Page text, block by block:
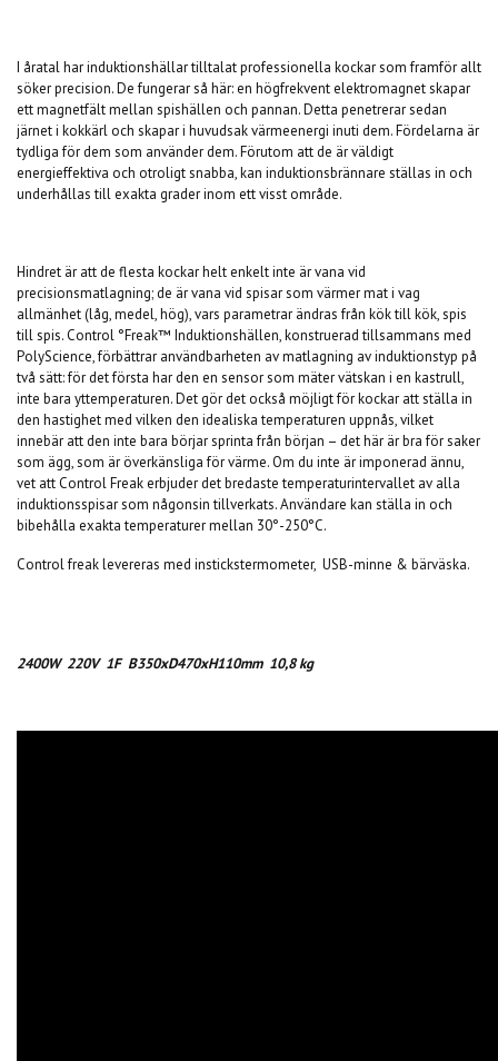
I åratal har induktionshällar tilltalat professionella kockar som framför allt
söker precision. De fungerar så här: en högfrekvent elektromagnet skapar
ett magnetfält mellan spishällen och pannan. Detta penetrerar sedan
järnet i kokkärl och skapar i huvudsak värmeenergi inuti dem. Fördelarna är
tydliga för dem som använder dem. Förutom att de är väldigt
energieffektiva och otroligt snabba, kan induktionsbrännare ställas in och
underhållas till exakta grader inom ett visst område.
Hindret är att de flesta kockar helt enkelt inte är vana vid
precisionsmatlagning; de är vana vid spisar som värmer mat i vag
allmänhet (låg, medel, hög), vars parametrar ändras från kök till kök, spis
till spis. Control °Freak™ Induktionshällen, konstruerad tillsammans med
PolyScience, förbättrar användbarheten av matlagning av induktionstyp på
två sätt: för det första har den en sensor som mäter vätskan i en kastrull,
inte bara yttemperaturen. Det gör det också möjligt för kockar att ställa in
den hastighet med vilken den idealiska temperaturen uppnås, vilket
innebär att den inte bara börjar sprinta från början – det här är bra för saker
som ägg, som är överkänsliga för värme. Om du inte är imponerad ännu,
vet att Control Freak erbjuder det bredaste temperaturintervallet av alla
induktionsspisar som någonsin tillverkats. Användare kan ställa in och
bibehålla exakta temperaturer mellan 30°-250°C.
Control freak levereras med instickstermometer, USB-minne & bärväska.
2400W 220V 1F B350xD470xH110mm 10,8 kg